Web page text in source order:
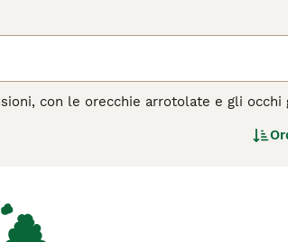
con le orecchie arrotolate e gli occhi
ragione. Non solo lo Scottish Fold
di cane.